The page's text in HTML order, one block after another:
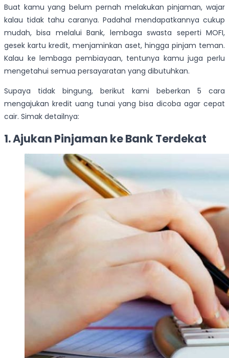
Buat kamu yang belum pernah melakukan pinjaman, wajar
kalau tidak tahu caranya. Padahal mendapatkannya cukup
mudah, bisa melalui Bank, lembaga swasta seperti MOFI,
gesek kartu kredit, menjaminkan aset, hingga pinjam teman.
Kalau ke lembaga pembiayaan, tentunya kamu juga perlu
mengetahui semua persayaratan yang dibutuhkan.
Supaya tidak bingung, berikut kami beberkan 5 cara
mengajukan kredit uang tunai yang bisa dicoba agar cepat
cair. Simak detailnya:
1. Ajukan Pinjaman ke Bank Terdekat